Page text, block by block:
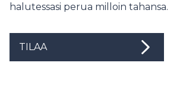
halutessasi perua milloin tahansa.
TILAA